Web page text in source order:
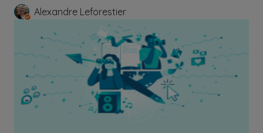
Alexandre Leforestier